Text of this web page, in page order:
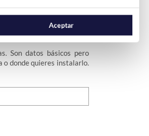
Son datos básicos pero
o donde quieres instalarlo.
Aceptar